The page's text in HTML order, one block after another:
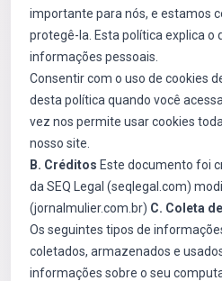
importante para nós, e estamos
protegê-la. Esta política explica o
informações pessoais.
Consentir com o uso de cookies
desta política quando você
vez nos permite usar cookies
nosso site.
B. Créditos Este documento foi
da SEQ Legal (seqlegal.com)
(jornalmulier.com.br) C. Coleta
Os seguintes tipos de
coletados, armazenados e
informações sobre o seu